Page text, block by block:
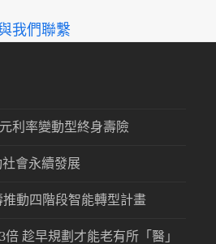
我們聯繫
利率變動型終身壽險
會永續發展
動四階段智能轉型計畫
趁早規劃才能老有所「醫」